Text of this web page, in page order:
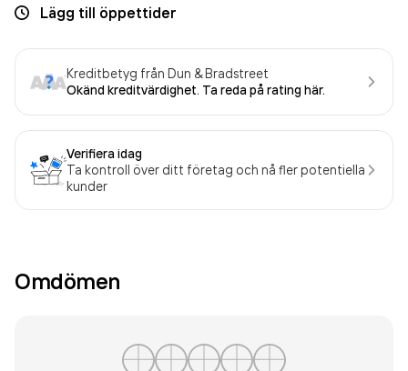
Lägg till öppettider
Kreditbetyg från Dun & Bradstreet
Okänd kreditvärdighet. Ta reda på rating här.
Verifiera idag
Ta kontroll över ditt företag och nå fler potentiella
kunder
Omdömen